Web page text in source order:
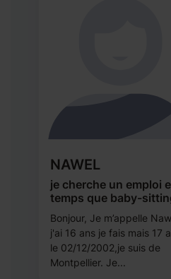
NAWEL
je cherche un emploi
temps que baby-
Bonjour, Je m’appelle
j'ai 16 ans je fais mais 17
le 02/12/2002,je suis de
Montpellier. Je...